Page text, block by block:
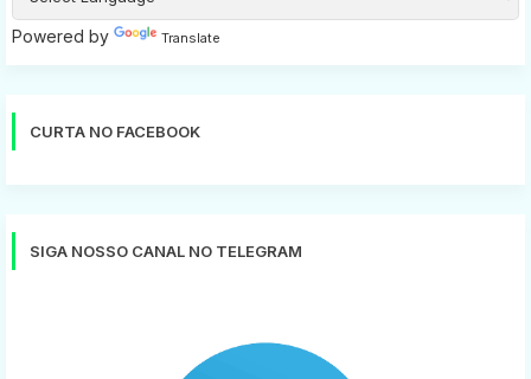
Powered by Translate
CURTA NO FACEBOOK
SIGA NOSSO CANAL NO TELEGRAM